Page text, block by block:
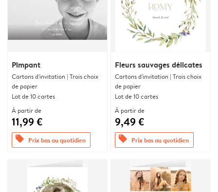
Pimpant
Cartons d'invitation | Trois choix
de papier
Lot de 10 cartes
À partir de
11,99 €
offers Prix bas au quotidien
Fleurs sauvages délicates
Cartons d'invitation | Trois choix
de papier
Lot de 10 cartes
À partir de
9,49 €
offers Prix bas au quotidien